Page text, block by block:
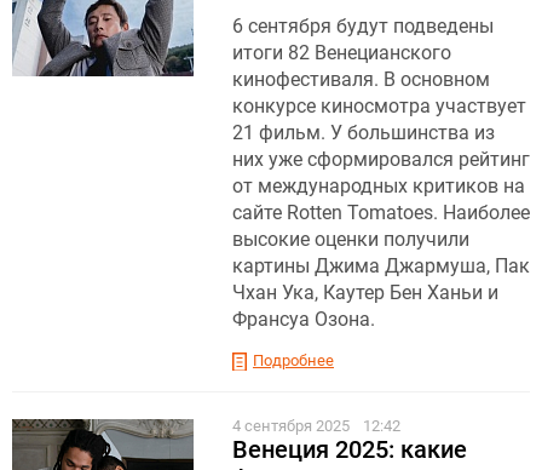
6 сентября будут подведены
итоги 82 Венецианского
кинофестиваля. В основном
конкурсе киносмотра участвует
21 фильм. У большинства из
них уже сформировался рейтинг
от международных критиков на
сайте Rotten Tomatoes. Наиболее
высокие оценки получили
картины Джима Джармуша, Пак
Чхан Ука, Каутер Бен Ханьи и
Франсуа Озона.
Подробнее
4 сентября 2025 12:42
Венеция 2025: какие